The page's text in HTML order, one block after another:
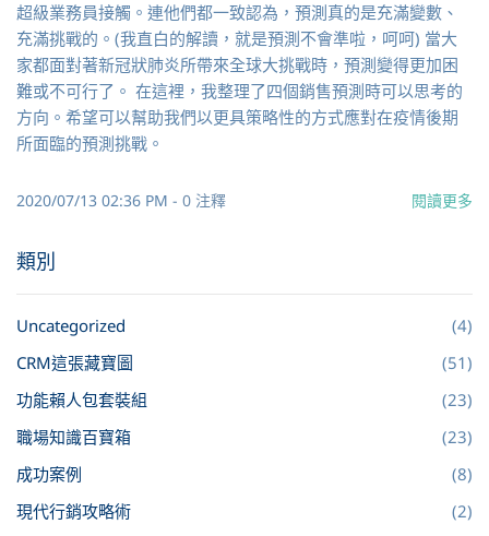
超級業務員接觸。連他們都一致認為，預測真的是充滿變數、
充滿挑戰的。(我直白的解讀，就是預測不會準啦，呵呵) 當大
家都面對著新冠狀肺炎所帶來全球大挑戰時，預測變得更加困
難或不可行了。 在這裡，我整理了四個銷售預測時可以思考的
方向。希望可以幫助我們以更具策略性的方式應對在疫情後期
所面臨的預測挑戰。
2020/07/13 02:36 PM - 0 注釋 閱讀更多
類別
Uncategorized
(4)
CRM這張藏寶圖
(51)
功能賴人包套裝組
(23)
職場知識百寶箱
(23)
成功案例
(8)
現代行銷攻略術
(2)